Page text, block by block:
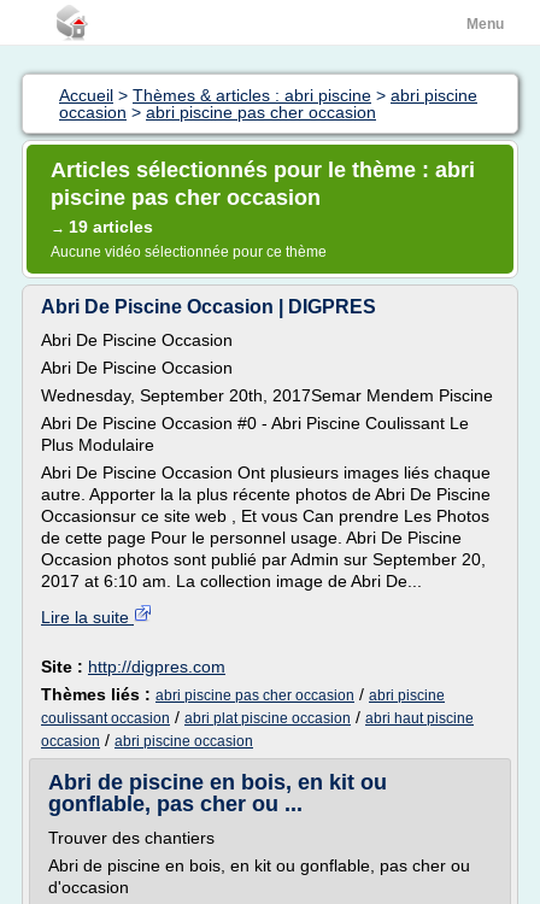
Menu
Accueil > Thèmes & articles : abri piscine > abri piscine
occasion > abri piscine pas cher occasion
Articles sélectionnés pour le thème : abri
piscine pas cher occasion
→ 19 articles
Aucune vidéo sélectionnée pour ce thème
Abri De Piscine Occasion | DIGPRES
Abri De Piscine Occasion
Abri De Piscine Occasion
Wednesday, September 20th, 2017Semar Mendem Piscine
Abri De Piscine Occasion #0 - Abri Piscine Coulissant Le
Plus Modulaire
Abri De Piscine Occasion Ont plusieurs images liés chaque
autre. Apporter la la plus récente photos de Abri De Piscine
Occasionsur ce site web , Et vous Can prendre Les Photos
de cette page Pour le personnel usage. Abri De Piscine
Occasion photos sont publié par Admin sur September 20,
2017 at 6:10 am. La collection image de Abri De...
Lire la suite
Site : http://digpres.com
Thèmes liés : abri piscine pas cher occasion / abri piscine
coulissant occasion / abri plat piscine occasion / abri haut piscine
occasion / abri piscine occasion
Abri de piscine en bois, en kit ou
gonflable, pas cher ou ...
Trouver des chantiers
Abri de piscine en bois, en kit ou gonflable, pas cher ou
d'occasion